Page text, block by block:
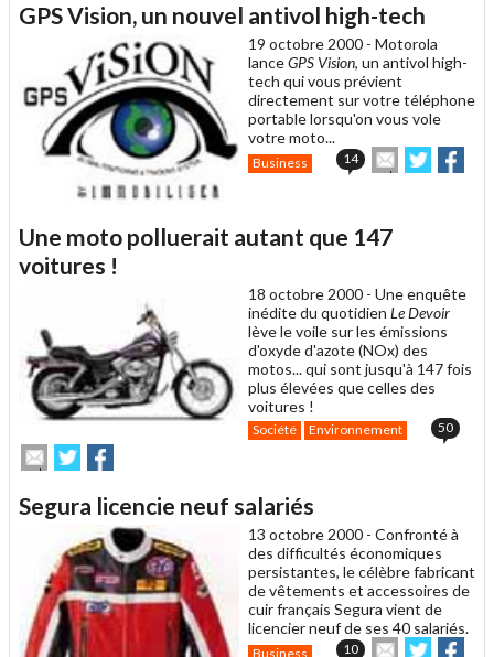
un
ami
GPS Vision, un nouvel antivol high-tech
19 octobre 2000 - Motorola
lanceGPS Vision, un antivol high-
tech qui vous prévient
directement sur votre téléphone
portable lorsqu'on vous vole
votre moto...
Business 14
Envoyer
cet
un
ami
Partager
sur sur
Une moto polluerait autant que 147
voitures !
18 octobre 2000 - Une enquête
inédite du quotidien Le Devoir
lève le voile sur les émissions
d'oxyde d'azote (NOx) des
motos... qui sont jusqu'à 147 fois
plus élevées que celles des
voitures !
Société Environnement 50
Envoyer
cet
à
Partager
sur
sur
Segura licencie neuf salariés
13 octobre 2000 - Confronté à
des difficultés économiques
persistantes, le célèbre fabricant
de vêtements et accessoires de
cuir français Segura vient de
licencier neuf de ses 40 salariés.
Business 10
EnvoyerPartager